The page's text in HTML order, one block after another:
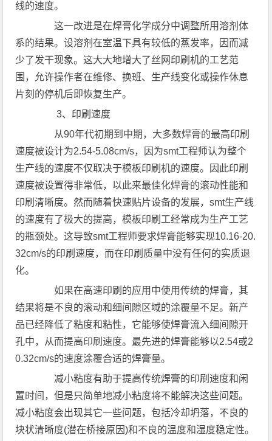
线的速度。
这一改进是在焊膏化学成分中调整所用溶剂体
系的结果。设溶剂在室温下具有较低的蒸发率，因而减
少了发干现象。这大大地增大了丝网印刷机的工艺范
围，允许操作者在维修、换班、生产线变化或操作休息
片刻的停机后即恢复生产。
3、印刷速度
从90年代初期到中期，大多数焊膏的最高印刷
速度被设计为2.54-5.08cm/s，因为smt工程师认为整个
生产线的速度不仅取决于模板印刷机的速度。因此印刷
速度被设置得非常低，以此来最佳化焊膏的滚动性能和
印刷清晰度。然而随着快速贴片设备的发展，smt生产线
的速度有了极大的提高，模板印刷工经常成为生产工艺
的瓶颈处。这导致smt工程师要求焊膏能够实现10.16-20.
32cm/s的印刷速度，而在印刷质量中没有任何的实质退
化。
如果在高速印刷的应用中使用传统的焊膏，其
结果将是不良的滚动和细间隙区域的涂覆量不足。新产
品已经降低了粘度和粘性，它能够使焊膏流入细间隙开
孔中，从而提高印刷速度。最先进的焊膏能够以2.54或2
0.32cm/s的速度涂覆合适的焊膏量。
减小粘度有助于提高传统焊膏的印刷速度和闲
置时间，但是只简单地减小粘度将不能解决这些问题。
减小粘度会出现其它一些问题，包括冷却坍落，不良的
块状清晰度(潜在桥接原因)和不良的温度和湿度稳定性。